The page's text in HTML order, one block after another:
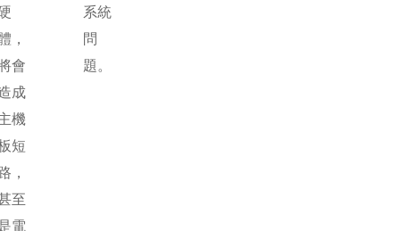
，
會
成
機
短
，
至
電
系統
問
題。